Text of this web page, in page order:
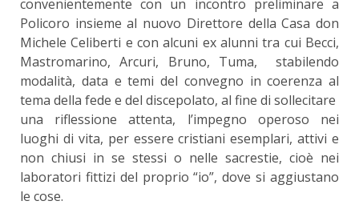
convenientemente con un incontro preliminare a
Policoro insieme al nuovo Direttore della Casa don
Michele Celiberti e con alcuni ex alunni tra cui Becci,
Mastromarino, Arcuri, Bruno, Tuma, stabilendo
modalità, data e temi del convegno in coerenza al
tema della fede e del discepolato, al fine di sollecitare
una riflessione attenta, l’impegno operoso nei
luoghi di vita, per essere cristiani esemplari, attivi e
non chiusi in se stessi o nelle sacrestie, cioè nei
laboratori fittizi del proprio “io”, dove si aggiustano
le cose.